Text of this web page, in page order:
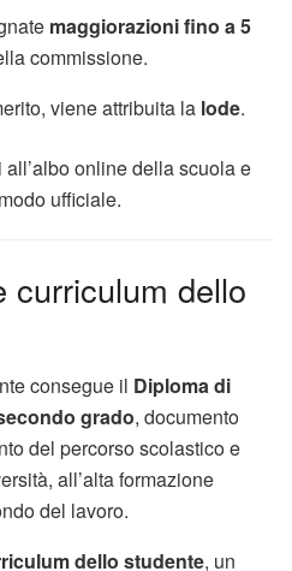
maggiorazioni fino a 5
commissione.
viene attribuita la lode.
online della scuola e
ufficiale.
curriculum dello
consegue il Diploma di
grado, documento
del percorso scolastico e
all’alta formazione
del lavoro.
dello studente, un